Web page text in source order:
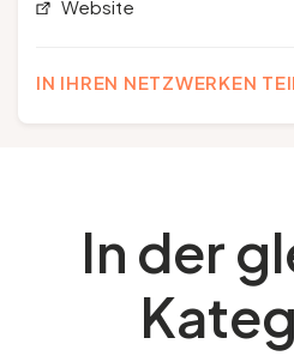
Website
IN IHREN NETZWERKEN
In der